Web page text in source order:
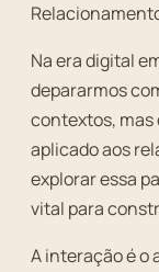
Na era digital
depararmos
contextos, mas
aplicado aos
explorar essa
vital para
A interação é o